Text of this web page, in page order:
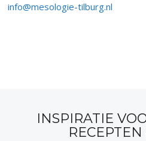
info@mesologie-tilburg.nl
INSPIRATIE